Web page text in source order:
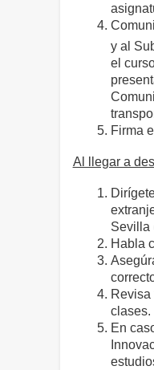
y al
el
Firma
Al llegar a
Sevilla
Habla
Revisa
clases.
En